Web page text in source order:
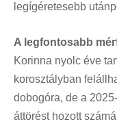
legígéretesebb
A legfontosabb
Korinna nyolc éve
korosztályban
dobogóra, de a
áttörést hozott